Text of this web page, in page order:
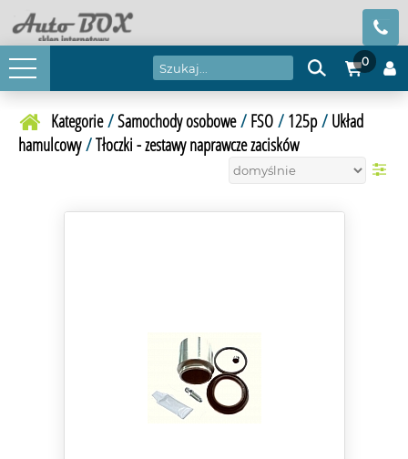
0
Kategorie/Samochody osobowe/ FSO/ 125p/ Układ
hamulcowy/Tłoczki - zestawy naprawcze zacisków